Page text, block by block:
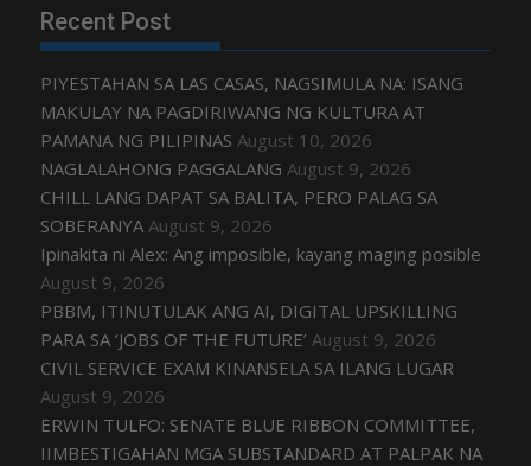
Recent Post
PIYESTAHAN SA LAS CASAS, NAGSIMULA NA: ISANG
MAKULAY NA PAGDIRIWANG NG KULTURA AT
PAMANA NG PILIPINAS August 10, 2026
NAGLALAHONG PAGGALANG August 9, 2026
CHILL LANG DAPAT SA BALITA, PERO PALAG SA
SOBERANYA August 9, 2026
Ipinakita ni Alex: Ang imposible, kayang maging posible
August 9, 2026
PBBM, ITINUTULAK ANG AI, DIGITAL UPSKILLING
PARA SA ‘JOBS OF THE FUTURE’ August 9, 2026
CIVIL SERVICE EXAM KINANSELA SA ILANG LUGAR
August 9, 2026
ERWIN TULFO: SENATE BLUE RIBBON COMMITTEE,
IIMBESTIGAHAN MGA SUBSTANDARD AT PALPAK NA